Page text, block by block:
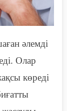
әлемді
Олар
көреді